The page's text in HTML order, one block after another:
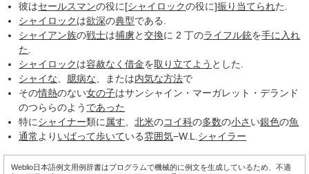
彼はセールスマンの役に[シャイロックの役に]振り当てられた.
シャイロックは欲深の典型である.
シャイアン族の戦士は捕虜と交換に 2 丁のライフル銃を手に入れ
た.
シャイロックは容赦なく借金を取り立てよう とした.
シャイな、 臆病な、または内気な方法で
その情熱のない女の子はサンシャイン・マーガレット・デランド
のつららのよう であった
特にシャイナー類に属す、北米のコイ科の多数の小さ い銀色の魚
通常より いばって歩いている雰囲気−W.L.シャイラー
Weblio日本語例文用例辞書はプログラムで機械的に例文を生成しているため、不適